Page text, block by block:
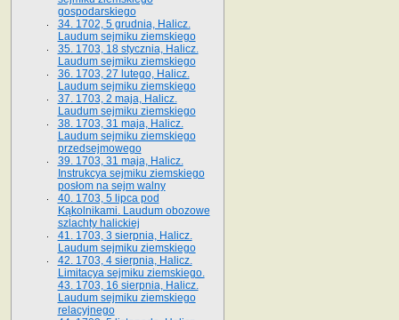
gospodarskiego
34. 1702, 5 grudnia, Halicz.
Laudum sejmiku ziemskiego
35. 1703, 18 stycznia, Halicz.
Laudum sejmiku ziemskiego
36. 1703, 27 lutego, Halicz.
Laudum sejmiku ziemskiego
37. 1703, 2 maja, Halicz.
Laudum sejmiku ziemskiego
38. 1703, 31 maja, Halicz.
Laudum sejmiku ziemskiego
przedsejmowego
39. 1703, 31 maja, Halicz.
Instrukcya sejmiku ziemskiego
posłom na sejm walny
40. 1703, 5 lipca pod
Kąkolnikami. Laudum obozowe
szlachty halickiej
41­. 1703, 3 sierpnia, Halicz.
Laudum sejmiku ziemskiego
42. 1703, 4 sierpnia, Halicz.
Limitacya sejmiku ziemskiego.
43. 1703, 16 sierpnia, Halicz.
Laudum sejmiku ziemskiego
relacyjnego